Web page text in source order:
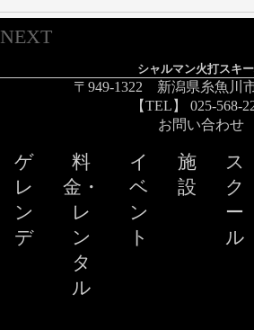
NEXT
シャルマン火打スキ
〒949-1322 新潟県糸魚川
【TEL】 025-568-
お問い合わせ
ゲ
レ
ン
デ
料
金・
レ
ン
タ
ル
イ
ベ
ン
ト
施
設
ス
ク
ー
ル